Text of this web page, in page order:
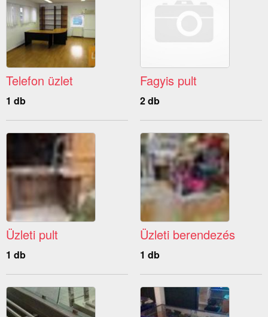
Telefon üzlet
1 db
Fagyis pult
2 db
Üzleti pult
1 db
Üzleti berendezés
1 db